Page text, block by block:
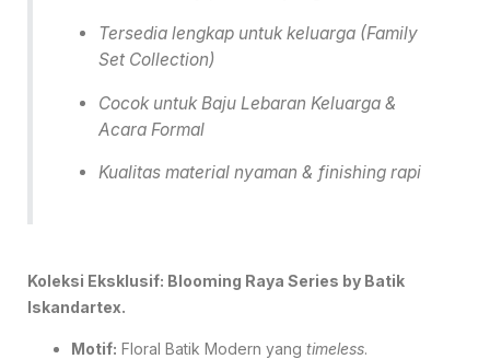
Tersedia lengkap untuk keluarga (Family
Set Collection)
Cocok untuk Baju Lebaran Keluarga &
Acara Formal
Kualitas material nyaman & finishing rapi
Koleksi Eksklusif: Blooming Raya Series by Batik
Iskandartex.
Motif: Floral Batik Modern yang timeless.